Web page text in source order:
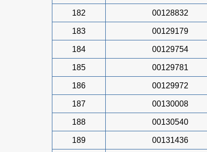
182 00128832
183 00129179
184 00129754
185 00129781
186 00129972
187 00130008
188 00130540
189 00131436